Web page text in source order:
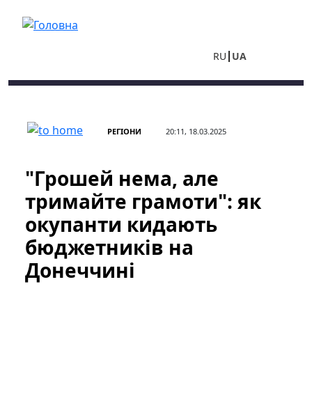
RU UA
РЕГІОНИ 20:11, 18.03.2025
"Грошей нема, але
тримайте грамоти": як
окупанти кидають
бюджетників на
Донеччині